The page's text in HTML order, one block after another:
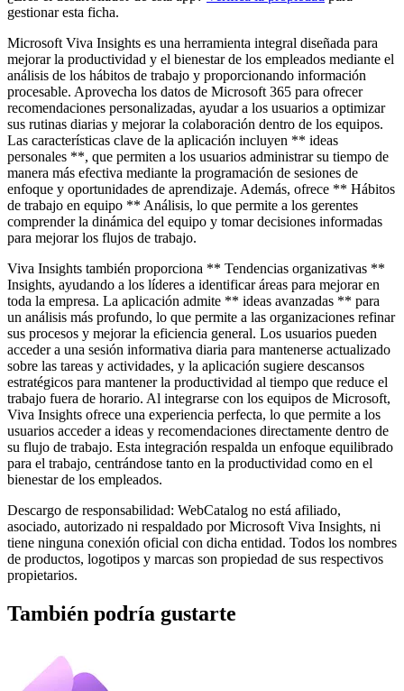
gestionar esta ficha.
Microsoft Viva Insights es una herramienta integral diseñada para
mejorar la productividad y el bienestar de los empleados mediante el
análisis de los hábitos de trabajo y proporcionando información
procesable. Aprovecha los datos de Microsoft 365 para ofrecer
recomendaciones personalizadas, ayudar a los usuarios a optimizar
sus rutinas diarias y mejorar la colaboración dentro de los equipos.
Las características clave de la aplicación incluyen ** ideas
personales **, que permiten a los usuarios administrar su tiempo de
manera más efectiva mediante la programación de sesiones de
enfoque y oportunidades de aprendizaje. Además, ofrece ** Hábitos
de trabajo en equipo ** Análisis, lo que permite a los gerentes
comprender la dinámica del equipo y tomar decisiones informadas
para mejorar los flujos de trabajo.
Viva Insights también proporciona ** Tendencias organizativas **
Insights, ayudando a los líderes a identificar áreas para mejorar en
toda la empresa. La aplicación admite ** ideas avanzadas ** para
un análisis más profundo, lo que permite a las organizaciones refinar
sus procesos y mejorar la eficiencia general. Los usuarios pueden
acceder a una sesión informativa diaria para mantenerse actualizado
sobre las tareas y actividades, y la aplicación sugiere descansos
estratégicos para mantener la productividad al tiempo que reduce el
trabajo fuera de horario. Al integrarse con los equipos de Microsoft,
Viva Insights ofrece una experiencia perfecta, lo que permite a los
usuarios acceder a ideas y recomendaciones directamente dentro de
su flujo de trabajo. Esta integración respalda un enfoque equilibrado
para el trabajo, centrándose tanto en la productividad como en el
bienestar de los empleados.
Descargo de responsabilidad: WebCatalog no está afiliado,
asociado, autorizado ni respaldado por Microsoft Viva Insights, ni
tiene ninguna conexión oficial con dicha entidad. Todos los nombres
de productos, logotipos y marcas son propiedad de sus respectivos
propietarios.
También podría gustarte